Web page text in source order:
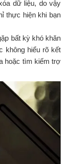
dữ liệu, do vậy
thực hiện khi bạn
bất kỳ khó khăn
không hiểu rõ kết
hoặc tìm kiếm trợ